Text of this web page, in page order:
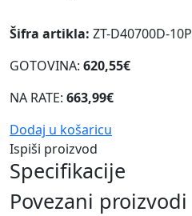
Šifra artikla: ZT-D40700D-10P
GOTOVINA: 620,55€
NA RATE: 663,99€
Dodaj u košaricu
Ispiši proizvod
Specifikacije
Povezani proizvodi